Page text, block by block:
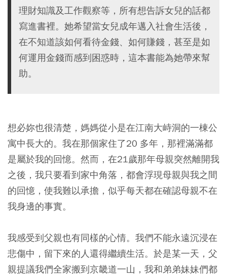
理財知識及工作觀察等，所有想告訴女兒的話都
寫進書裡。她希望當女兒成年邁入社會生活後，
在不知道該如何看待金錢、如何賺錢，甚至是如
何運用金錢而感到困惑時，這本書能為她帶來幫
助。
想必妳也很清楚，媽媽從小是在江南大峙洞的一棟公
寓中長大的。我在那個家住了20 多年，那裡滿滿都
是屬於我的回憶。然而，在21歲那年母親突然離開我
之後，我只要看到家中角落，都會浮現母親與我之間
的回憶，使我難以承擔，似乎每天都在確認母親不在
我身邊的事實。
我感受到父親也有同樣的心情。我們不能永遠沉浸在
悲傷中，留下來的人還得繼續生活。於是某一天，父
親提議我們全家搬到京畿道一山，我和弟弟妹妹們都